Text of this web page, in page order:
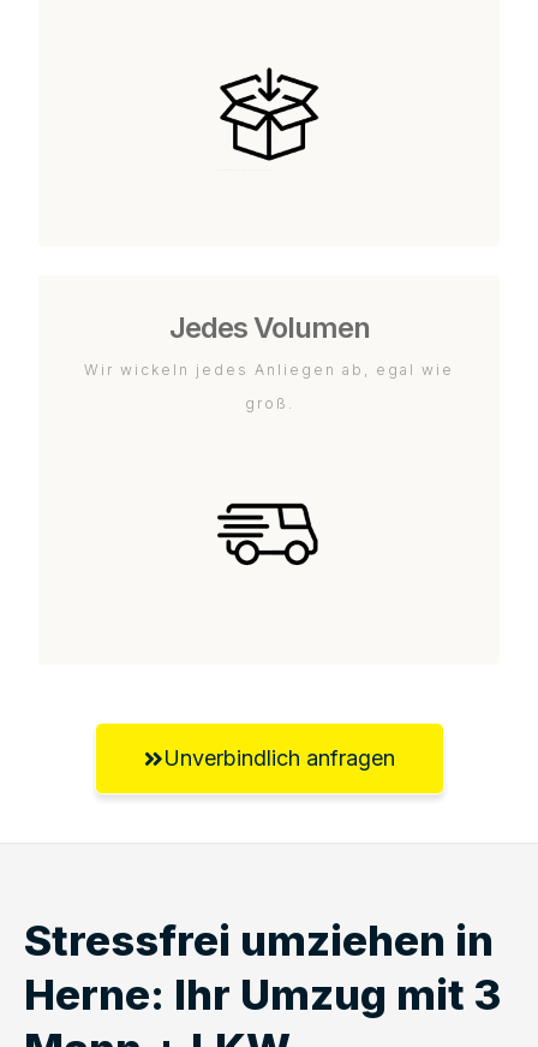
Jedes Volumen
Wir wickeln jedes Anliegen ab, egal wie
groß.
Unverbindlich anfragen
Stressfrei umziehen in
Herne: Ihr Umzug mit 3